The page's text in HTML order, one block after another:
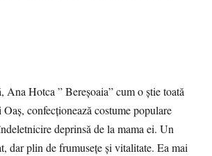
Ana Hotca ” Bereșoaia” cum o știe toată
confecționează costume populare
deprinsă de la mama ei. Un
dar plin de frumusețe și vitalitate. Ea mai